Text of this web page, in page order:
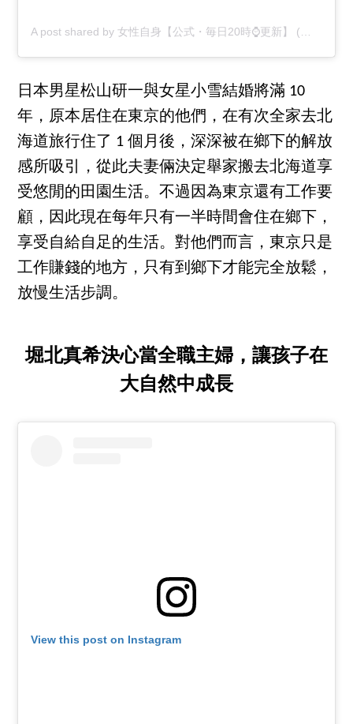
A post shared by 女性自身【公式・毎日20時⌚️更新】 (@joseijisin)
日本男星松山研一與女星小雪結婚將滿 10
年，原本居住在東京的他們，在有次全家去北
海道旅行住了 1 個月後，深深被在鄉下的解放
感所吸引，從此夫妻倆決定舉家搬去北海道享
受悠閒的田園生活。不過因為東京還有工作要
顧，因此現在每年只有一半時間會住在鄉下，
享受自給自足的生活。對他們而言，東京只是
工作賺錢的地方，只有到鄉下才能完全放鬆，
放慢生活步調。
堀北真希決心當全職主婦，讓孩子在
大自然中成長
View this post on Instagram